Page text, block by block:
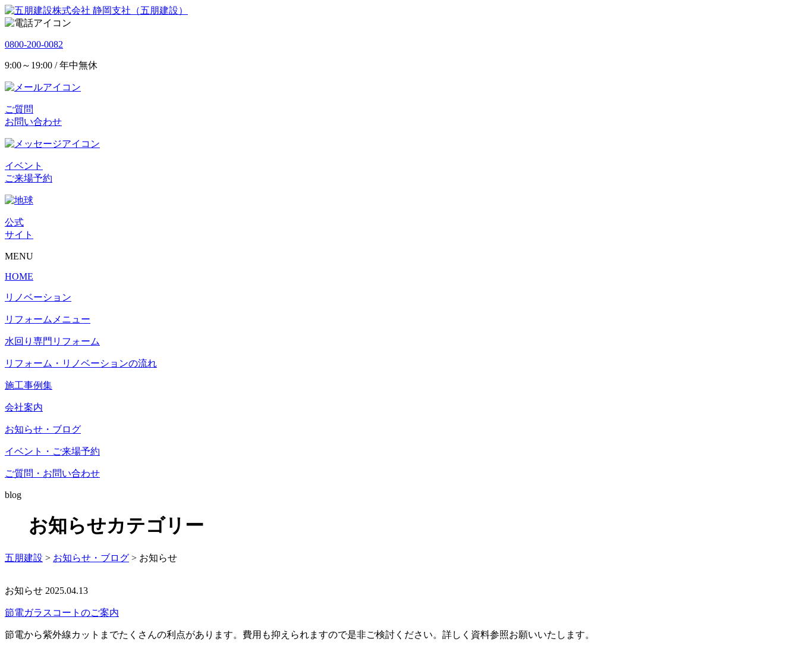
静岡支社（五朋建設）
0800-200-0082
9:00～19:00 / 年中無休
ご質問
お問い合わせ
イベント
ご来場予約
公式
サイト
MENU
HOME
リノベーション
リフォームメニュー
水回り専門リフォーム
リフォーム・リノベーションの流れ
施工事例集
会社案内
お知らせ・ブログ
イベント・ご来場予約
ご質問・お問い合わせ
blog
お知らせカテゴリー
五朋建設 > お知らせ・ブログ > お知らせ
お知らせ 2025.04.13
節電ガラスコートのご案内
節電から紫外線カットまでたくさんの利点があります。費用も抑えられますので是非ご検討ください。詳しく資料参照お願いいたします。